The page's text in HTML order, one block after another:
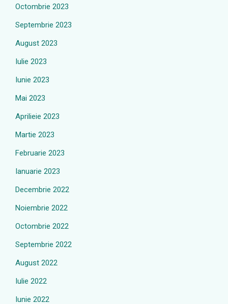
Octombrie 2023
Septembrie 2023
August 2023
Iulie 2023
Iunie 2023
Mai 2023
Aprilieie 2023
Martie 2023
Februarie 2023
Ianuarie 2023
Decembrie 2022
Noiembrie 2022
Octombrie 2022
Septembrie 2022
August 2022
Iulie 2022
Iunie 2022